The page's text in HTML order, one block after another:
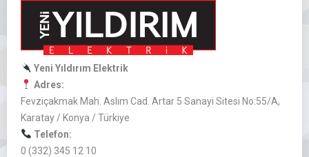
Yeni Yıldırım Elektrik
Adres:
Fevziçakmak Mah. Aslım Cad. Artar 5 Sanayi Sitesi No:55/A,
Karatay / Konya / Türkiye
Telefon:
0 (332) 345 12 10